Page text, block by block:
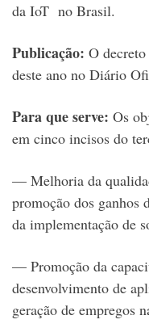
da IoT no Brasil.
Publicação: O
deste ano no Diário
Para que serve: Os
em cinco incisos do
— Melhoria da
promoção dos ganhos
da implementação de
— Promoção da
desenvolvimento de
geração de empregos